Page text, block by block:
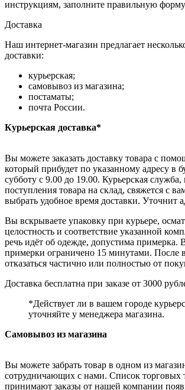
инструкциям, заполните правильную
Доставка
Наш интернет-магазин предлагает
доставки:
курьерская;
самовывоз из магазина;
постаматы;
почта России.
Курьерская доставка*
Вы можете заказать доставку товара с
который прибудет по указанному адресу в
субботу с 9.00 до 19.00. Курьерская служба,
поступления товара на склад, свяжется с
выбрать удобное время доставки. Уточнит
Вы вскрываете упаковку при курьере,
целостность и соответствие указанной
речь идёт об одежде, допустима примерка.
примерки ограничено 15 минутами. После
отказаться частично или полностью от
Доставка бесплатна при заказе от 3000
*Действует ли в вашем городе
уточняйте у менеджера магазина.
Самовывоз из магазина
Вы можете забрать товар в одном из
сотрудничающих с нами. Список торговых
принимают заказы от нашей компании